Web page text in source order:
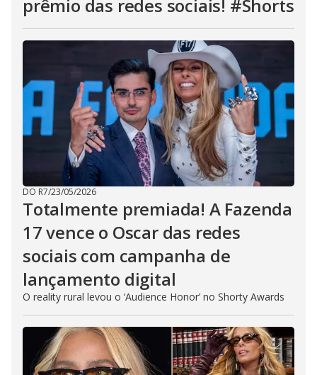
prêmio das redes sociais! #Shorts
DO R7/23/05/2026
Totalmente premiada! A Fazenda
17 vence o Oscar das redes
sociais com campanha de
lançamento digital
O reality rural levou o ‘Audience Honor’ no Shorty Awards